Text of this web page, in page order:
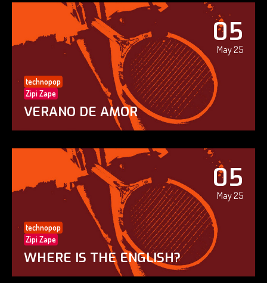
05
May 25
technopop
Zipi Zape
VERANO DE AMOR
05
May 25
technopop
Zipi Zape
WHERE IS THE ENGLISH?